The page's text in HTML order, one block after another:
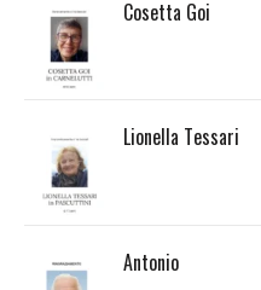
Cosetta Goi
Lionella Tessari
Antonio